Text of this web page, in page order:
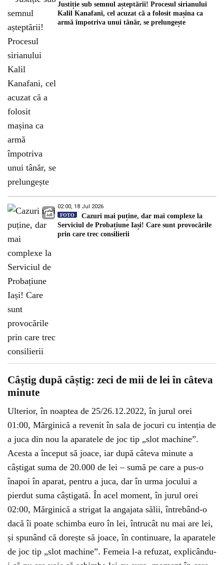
Justiție sub semnul așteptării! Procesul sirianului
Kalil Kanafani, cel acuzat că a folosit mașina ca
armă împotriva unui tânăr, se prelungește
02:00, 18 Jul 2026
FOTO
Cazuri mai puține, dar mai complexe la
Serviciul de Probațiune Iași! Care sunt provocările
prin care trec consilierii
Câștig după câștig: zeci de mii de lei în câteva
minute
Ulterior, în noaptea de 25/26.12.2022, în jurul orei
01:00, Mărginică a revenit în sala de jocuri cu intenția de
a juca din nou la aparatele de joc tip „slot machine”.
Acesta a început să joace, iar după câteva minute a
câștigat suma de 20.000 de lei – sumă pe care a pus-o
înapoi în aparat, pentru a juca, dar în urma jocului a
pierdut suma câștigată. În acel moment, în jurul orei
02:00, Mărginică a strigat la angajata sălii, întrebând-o
dacă îi poate schimba euro în lei, întrucât nu mai are lei,
și spunând că dorește să joace, în continuare, la aparatele
de joc tip „slot machine”. Femeia l-a refuzat, explicându-